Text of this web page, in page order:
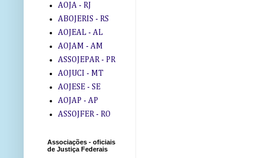
AOJA - RJ
ABOJERIS - RS
AOJEAL - AL
AOJAM - AM
ASSOJEPAR - PR
AOJUCI - MT
AOJESE - SE
AOJAP - AP
ASSOJFER - RO
Associações - oficiais
de Justiça Federais